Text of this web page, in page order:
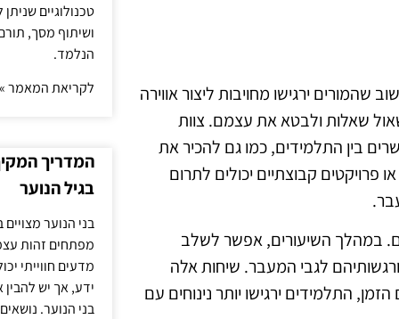
שהמורים ירגישו מחויבות ליצור אווירה
שאלות ולבטא את עצמם. צוות
בין התלמידים, כמו גם להכיר את
פרויקטים קבוצתיים יכולים לתרום
במהלך השיעורים, אפשר לשלב
לגבי המעבר. שיחות אלה
התלמידים ירגישו יותר נינוחים עם
טכנולוגיים
ושיתוף מסך,
הנלמד.
לקריאת המאמר »
המדריך
בגיל הנוער
בני הנוער
מפתחים זהות
מדעים חווייתי
ידע, אך יש
בני הנוער.